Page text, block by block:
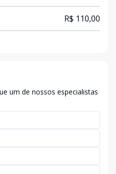
R$ 110,00
um de nossos especialistas